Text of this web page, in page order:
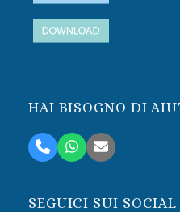
HAI BISOGNO DI
TelefonoWhatsapp
Email
SEGUICI SUI SOCIAL